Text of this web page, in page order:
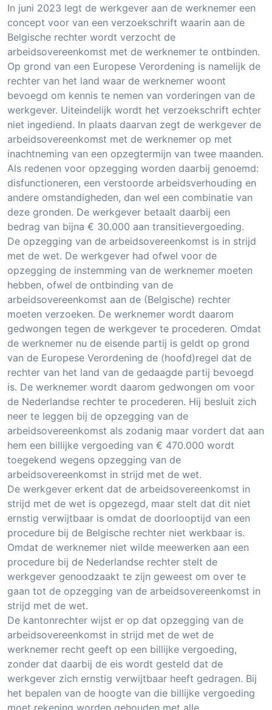
In juni 2023 legt de werkgever aan de werknemer een
concept voor van een verzoekschrift waarin aan de
Belgische rechter wordt verzocht de
arbeidsovereenkomst met de werknemer te ontbinden.
Op grond van een Europese Verordening is namelijk de
rechter van het land waar de werknemer woont
bevoegd om kennis te nemen van vorderingen van de
werkgever. Uiteindelijk wordt het verzoekschrift echter
niet ingediend. In plaats daarvan zegt de werkgever de
arbeidsovereenkomst met de werknemer op met
inachtneming van een opzegtermijn van twee maanden.
Als redenen voor opzegging worden daarbij genoemd:
disfunctioneren, een verstoorde arbeidsverhouding en
andere omstandigheden, dan wel een combinatie van
deze gronden. De werkgever betaalt daarbij een
bedrag van bijna € 30.000 aan transitievergoeding.
De opzegging van de arbeidsovereenkomst is in strijd
met de wet. De werkgever had ofwel voor de
opzegging de instemming van de werknemer moeten
hebben, ofwel de ontbinding van de
arbeidsovereenkomst aan de (Belgische) rechter
moeten verzoeken. De werknemer wordt daarom
gedwongen tegen de werkgever te procederen. Omdat
de werknemer nu de eisende partij is geldt op grond
van de Europese Verordening de (hoofd)regel dat de
rechter van het land van de gedaagde partij bevoegd
is. De werknemer wordt daarom gedwongen om voor
de Nederlandse rechter te procederen. Hij besluit zich
neer te leggen bij de opzegging van de
arbeidsovereenkomst als zodanig maar vordert dat aan
hem een billijke vergoeding van € 470.000 wordt
toegekend wegens opzegging van de
arbeidsovereenkomst in strijd met de wet.
De werkgever erkent dat de arbeidsovereenkomst in
strijd met de wet is opgezegd, maar stelt dat dit niet
ernstig verwijtbaar is omdat de doorlooptijd van een
procedure bij de Belgische rechter niet werkbaar is.
Omdat de werknemer niet wilde meewerken aan een
procedure bij de Nederlandse rechter stelt de
werkgever genoodzaakt te zijn geweest om over te
gaan tot de opzegging van de arbeidsovereenkomst in
strijd met de wet.
De kantonrechter wijst er op dat opzegging van de
arbeidsovereenkomst in strijd met de wet de
werknemer recht geeft op een billijke vergoeding,
zonder dat daarbij de eis wordt gesteld dat de
werkgever zich ernstig verwijtbaar heeft gedragen. Bij
het bepalen van de hoogte van die billijke vergoeding
moet rekening worden gehouden met alle